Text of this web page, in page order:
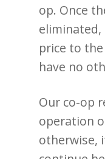
op. Once
eliminated,
price to
have no
Our co-op
operation
otherwise,